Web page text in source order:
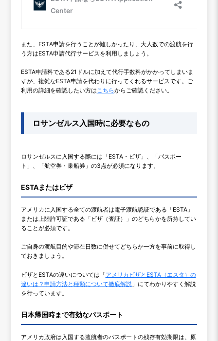
また、ESTA申請を行うことが難しかったり、大人数での渡航を行
う方はESTA申請代行サービスを利用しましょう。
ESTA申請料である21ドルに加えて代行手数料がかかってしまいま
すが、複雑なESTA申請を代わりに行ってくれるサービスです。ご
利用の詳細を確認したい方は こちらからご確認ください。
ロサンゼルス入国時に必要なもの
ロサンゼルスに入国する際には「ESTA・ビザ」、「パスポー
ト」、「航空券・乗船券」の3点が必須になります。
ESTAまたはビザ
アメリカに入国する全ての渡航者は電子渡航認証である「ESTA」
または上陸許可証である「ビザ（査証）」のどちらかを所持してい
ることが必須です。
ご自身の渡航目的や滞在日数に併せてどちらか一方を事前に取得し
ておきましょう。
ビザとESTAの違いについては「アメリカビザとESTA（エスタ）の
違いは？申請方法と種類について徹底解説 」にてわかりやすく解説
を行っています。
日本帰国時まで有効なパスポート
アメリカ政府は入国する渡航者のパスポートの残存有効期限は、原